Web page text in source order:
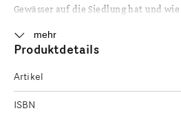
Gewässer auf die Siedlung hat und
Bach und im Weiher erkunden; Zonen
Zusammenleben in Bach und Weiher
der Libelle - Kreisläufe erleben; Leben
Strömung erleben und damit
mehr
Produktdetails
Artikel
ISBN